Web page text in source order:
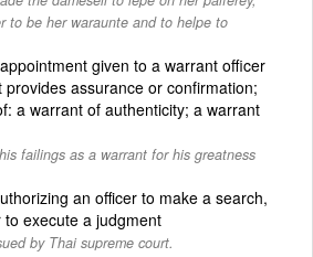
to be her waraunte and to helpe to
given to a warrant officer
provides assurance or confirmation;
a warrant of authenticity; a warrant
failings as a warrant for his greatness
an officer to make a search,
execute a judgment
by Thai supreme court.